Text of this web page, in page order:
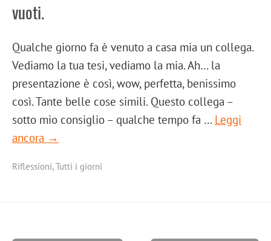
vuoti.
Qualche giorno fa è venuto a casa mia un collega.
Vediamo la tua tesi, vediamo la mia. Ah… la
presentazione è così, wow, perfetta, benissimo
così. Tante belle cose simili. Questo collega –
sotto mio consiglio – qualche tempo fa … Leggi
ancora →
Riflessioni,Tutti i giorni